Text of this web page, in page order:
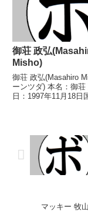
御荘 政弘
Misho)
御荘 政弘(Masahiro
ーンツダ) 本名：御荘
日：1997年11月18日
マッキー 牧